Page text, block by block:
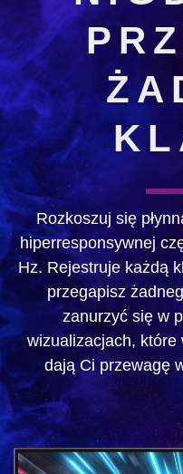
Rozkoszuj się
hiperresponsywnej
Hz. Rejestruje każdą
przegapisz
zanurzyć się w
wizualizacjach, które
dają Ci przewagę